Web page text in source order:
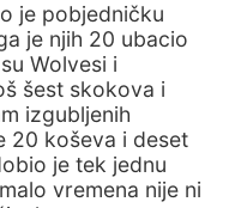
je pobjedničku
je njih 20 ubacio
Wolvesi i
šest skokova i
izgubljenih
20 koševa i deset
je tek jednu
vremena nije ni